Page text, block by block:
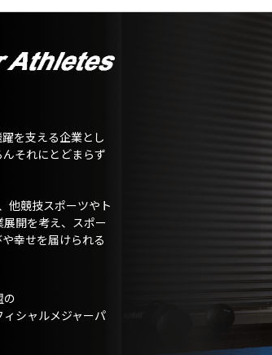
を支える企業とし
それにとどまらず
他競技スポーツやト
開を考え、スポー
幸せを届けられる
の
シャルメジャーパ